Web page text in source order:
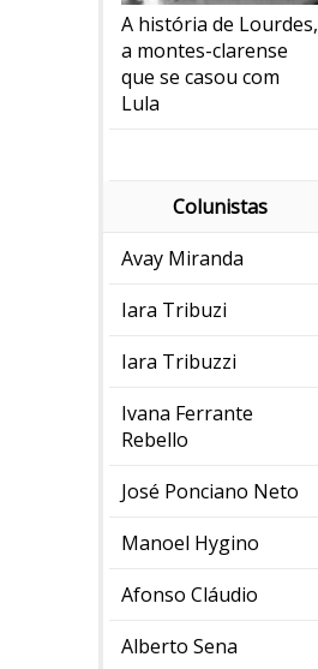
A história de Lourdes,
a montes-clarense
que se casou com
Lula
Colunistas
Avay Miranda
Iara Tribuzi
Iara Tribuzzi
Ivana Ferrante
Rebello
José Ponciano Neto
Manoel Hygino
Afonso Cláudio
Alberto Sena